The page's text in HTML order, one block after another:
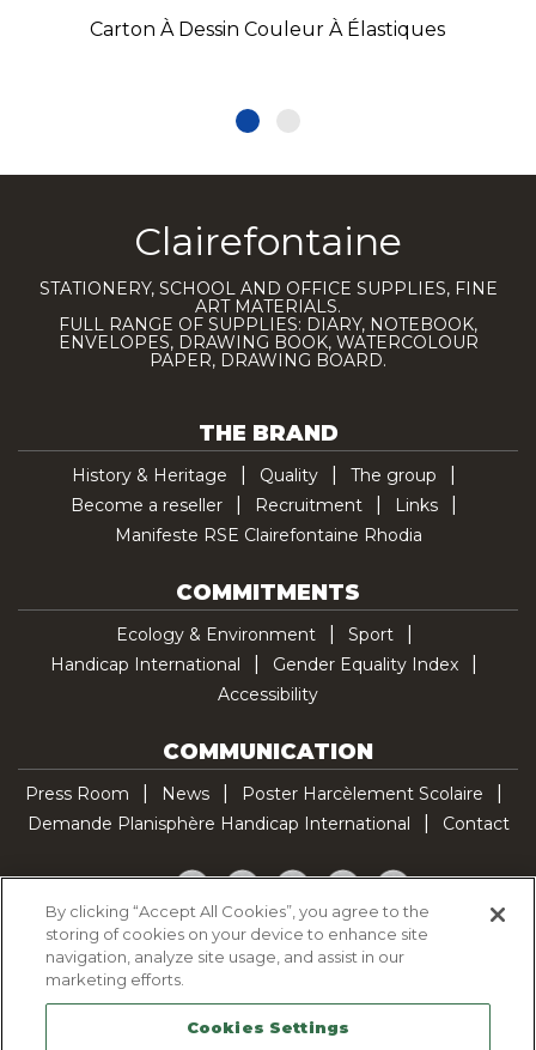
Carton À Dessin Couleur À Élastiques
Clairefontaine
STATIONERY, SCHOOL AND OFFICE SUPPLIES, FINE
ART MATERIALS.
FULL RANGE OF SUPPLIES: DIARY, NOTEBOOK,
ENVELOPES, DRAWING BOOK, WATERCOLOUR
PAPER, DRAWING BOARD.
THE BRAND
History & Heritage Quality
The group
Become a reseller
Recruitment
Links
Manifeste RSE Clairefontaine Rhodia
COMMITMENTS
Ecology & Environment
Sport
Handicap International
Gender Equality Index
Accessibility
COMMUNICATION
Press Room News
Poster Harcèlement Scolaire
Demande Planisphère Handicap International
Contact
Facebook
TwitterYouTubePinterestTikTok
Cookie Policy
Legal Notice
Sitemap
By clicking “Accept All Cookies”, you agree to the
storing of cookies on your device to enhance site
navigation, analyze site usage, and assist in our
marketing efforts.
Cookies Settings